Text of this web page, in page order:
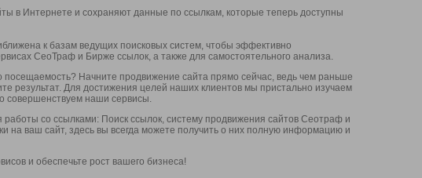
в Интернете и сохраняют данные по ссылкам, которые теперь доступны
к базам ведущих поисковых систем, чтобы эффективно
СеоТраф и Бирже ссылок, а также для самостоятельного анализа.
посещаемость? Начните продвижение сайта прямо сейчас, ведь чем раньше
результат. Для достижения целей наших клиентов мы пристально изучаем
совершенствуем наши сервисы.
со ссылками: Поиск ссылок, систему продвижения сайтов Сеотраф и
на ваш сайт, здесь вы всегда можете получить о них полную информацию и
и обеспечьте рост вашего бизнеса!